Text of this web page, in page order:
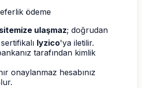
ödeme
sitemize ulaşmaz; doğrudan
Iyzico'ya iletilir.
tarafından kimlik
onaylanmaz hesabınız